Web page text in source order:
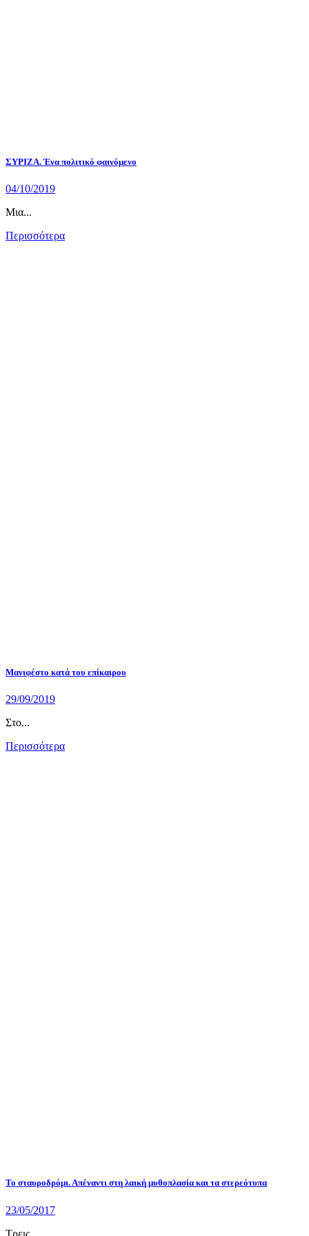
ΣΥΡΙΖΑ. Ένα πολιτικό φαινόμενο
04/10/2019
Μια...
Περισσότερα
Μανιφέστο κατά του επίκαιρου
29/09/2019
Στο...
Περισσότερα
Το σταυροδρόμι. Απέναντι στη λαική μυθοπλασία και τα στερεότυπα
23/05/2017
Τρεις...